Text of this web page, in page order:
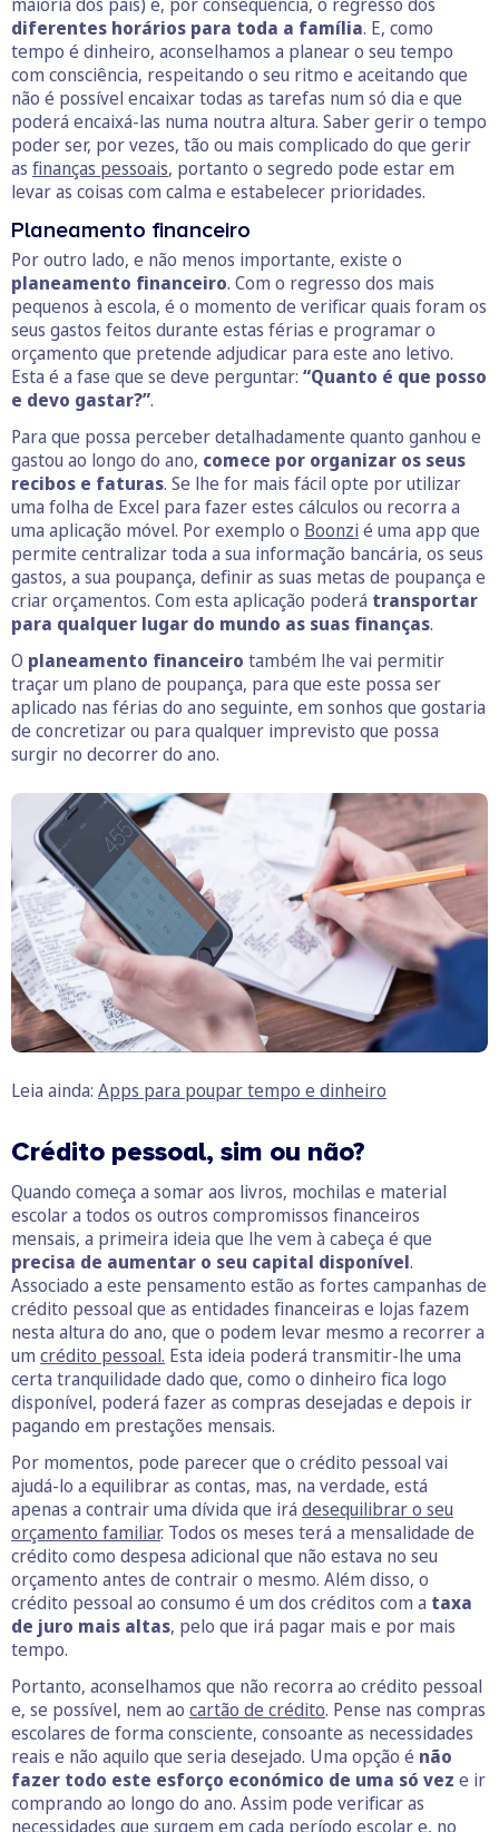
diferentes horários para toda a família. E, como
tempo é dinheiro, aconselhamos a planear o seu tempo
com consciência, respeitando o seu ritmo e aceitando que
não é possível encaixar todas as tarefas num só dia e que
poderá encaixá-las numa noutra altura. Saber gerir o tempo
poder ser, por vezes, tão ou mais complicado do que gerir
as finanças pessoais, portanto o segredo pode estar em
levar as coisas com calma e estabelecer prioridades.
Planeamento financeiro
Por outro lado, e não menos importante, existe o
planeamento financeiro. Com o regresso dos mais
pequenos à escola, é o momento de verificar quais foram os
seus gastos feitos durante estas férias e programar o
orçamento que pretende adjudicar para este ano letivo.
Esta é a fase que se deve perguntar: “Quanto é que posso
e devo gastar?”.
Para que possa perceber detalhadamente quanto ganhou e
gastou ao longo do ano, comece por organizar os seus
recibos e faturas. Se lhe for mais fácil opte por utilizar
uma folha de Excel para fazer estes cálculos ou recorra a
uma aplicação móvel. Por exemplo o Boonzi é uma app que
permite centralizar toda a sua informação bancária, os seus
gastos, a sua poupança, definir as suas metas de poupança e
criar orçamentos. Com esta aplicação poderá transportar
para qualquer lugar do mundo as suas finanças.
O planeamento financeiro também lhe vai permitir
traçar um plano de poupança, para que este possa ser
aplicado nas férias do ano seguinte, em sonhos que gostaria
de concretizar ou para qualquer imprevisto que possa
surgir no decorrer do ano.
Leia ainda: Apps para poupar tempo e dinheiro
Crédito pessoal, sim ou não?
Quando começa a somar aos livros, mochilas e material
escolar a todos os outros compromissos financeiros
mensais, a primeira ideia que lhe vem à cabeça é que
precisa de aumentar o seu capital disponível.
Associado a este pensamento estão as fortes campanhas de
crédito pessoal que as entidades financeiras e lojas fazem
nesta altura do ano, que o podem levar mesmo a recorrer a
um crédito pessoal. Esta ideia poderá transmitir-lhe uma
certa tranquilidade dado que, como o dinheiro fica logo
disponível, poderá fazer as compras desejadas e depois ir
pagando em prestações mensais.
Por momentos, pode parecer que o crédito pessoal vai
ajudá-lo a equilibrar as contas, mas, na verdade, está
apenas a contrair uma dívida que irá desequilibrar o seu
orçamento familiar. Todos os meses terá a mensalidade de
crédito como despesa adicional que não estava no seu
orçamento antes de contrair o mesmo. Além disso, o
crédito pessoal ao consumo é um dos créditos com a taxa
de juro mais altas, pelo que irá pagar mais e por mais
tempo.
Portanto, aconselhamos que não recorra ao crédito pessoal
e, se possível, nem ao cartão de crédito. Pense nas compras
escolares de forma consciente, consoante as necessidades
reais e não aquilo que seria desejado. Uma opção é não
fazer todo este esforço económico de uma só vez e ir
comprando ao longo do ano. Assim pode verificar as
necessidades que surgem em cada período escolar e, no